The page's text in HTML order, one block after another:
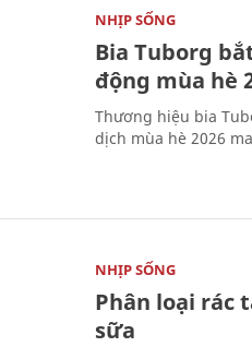
NHỊP SỐNG
Bia Tuborg
động mùa hè
Thương hiệu bia
dịch mùa hè 2026
NHỊP SỐNG
Phân loại rác
sữa